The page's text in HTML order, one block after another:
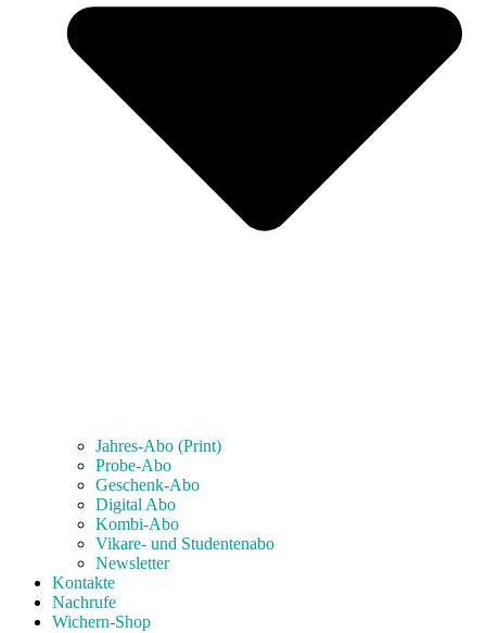
Jahres-Abo (Print)
Probe-Abo
Geschenk-Abo
Digital Abo
Kombi-Abo
Vikare- und Studentenabo
Newsletter
Kontakte
Nachrufe
Wichern-Shop